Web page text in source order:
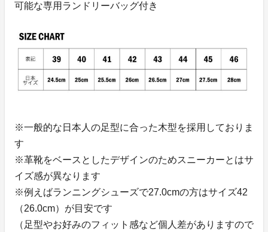
可能な専用ランドリーバッグ付き
※一般的な日本人の足型に合った木型を採用しておりま
す
※革靴をベースとしたデザインのためスニーカーとはサ
イズ感が異なります
※例えばランニングシューズで27.0cmの方はサイズ42
（26.0cm）が目安です
（足型やお好みのフィット感など個人差がありますので